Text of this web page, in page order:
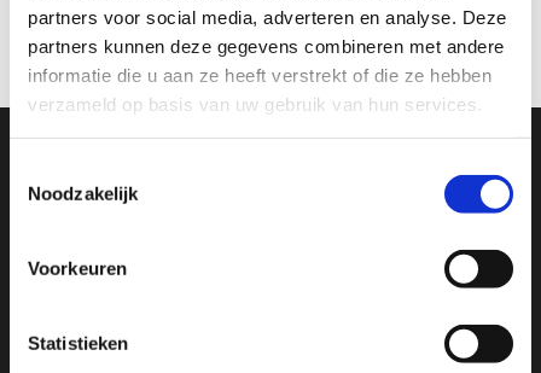
partners voor social media, adverteren en analyse. Deze
partners kunnen deze gegevens combineren met andere
informatie die u aan ze heeft verstrekt of die ze hebben
verzameld op basis van uw gebruik van hun services.
Noodzakelijk
Voorkeuren
Statistieken
Geen informatie gevonden
SCHRIJF JE IN VOOR ONZE NIEUWSBRIEF